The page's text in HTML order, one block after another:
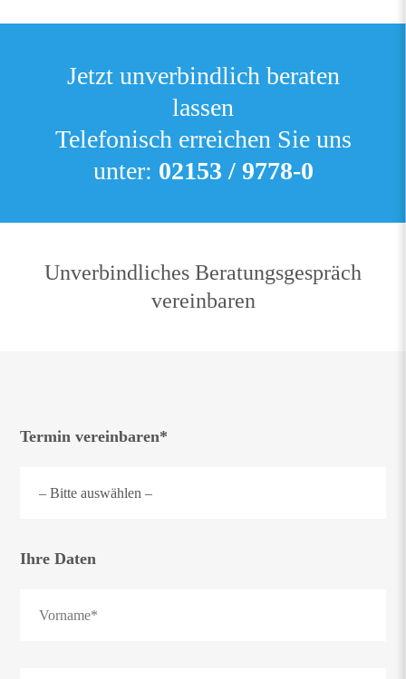
Jetzt unverbindlich beraten
lassen
Telefonisch erreichen Sie uns
unter: 02153 / 9778-0
Unverbindliches Beratungsgespräch
vereinbaren
Termin vereinbaren*
Ihre Daten